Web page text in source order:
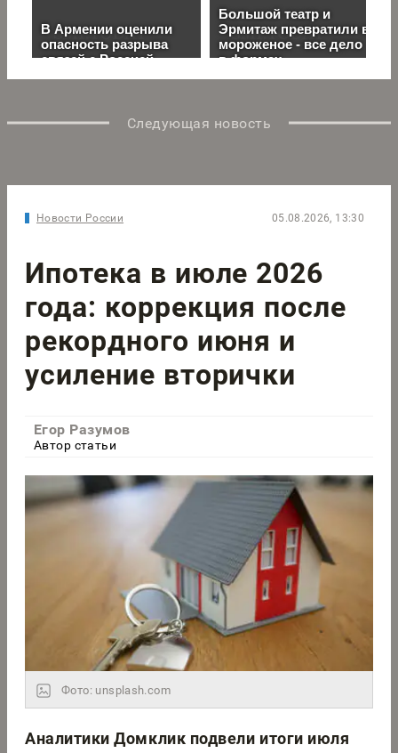
Следующая новость
Новости России 05.08.2026, 13:30
Ипотека в июле 2026
года: коррекция после
рекордного июня и
усиление вторички
Егор Разумов
Автор статьи
Фото: unsplash.com
Аналитики Домклик подвели итоги июля